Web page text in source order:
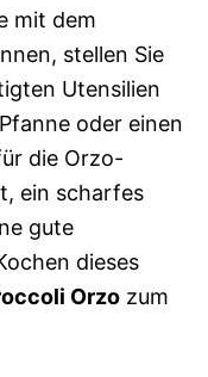
mit dem
stellen Sie
Utensilien
oder einen
die Orzo-
ein scharfes
gute
dieses
Orzo zum